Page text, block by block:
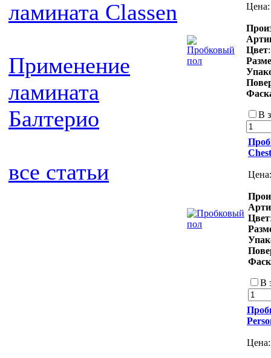
ламината Classen
Применение
ламината
Балтерио
все статьи
Цвет
В
Цвет
В